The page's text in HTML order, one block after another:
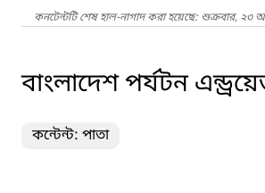
কনটেন্টটি শেষ হাল-নাগাদ করা হয়েছে: শুক্রবার,
বাংলাদেশ পর্যটন
কন্টেন্ট: পাতা